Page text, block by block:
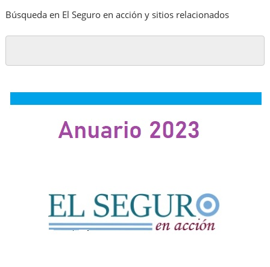
Búsqueda en El Seguro en acción y sitios relacionados